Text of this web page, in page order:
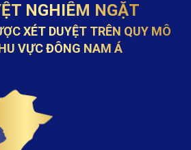
NGHIÊM NGẶT
XÉT DUYỆT TRÊN QUY MÔ
VỰC ĐÔNG NAM Á